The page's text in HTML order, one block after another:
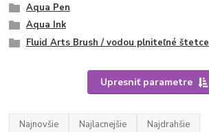
Aqua Pen
Aqua Ink
Fluid Arts Brush / vodou plniteľné štetce
Upresniť parametre
Najnovšie Najlacnejšie Najdrahšie